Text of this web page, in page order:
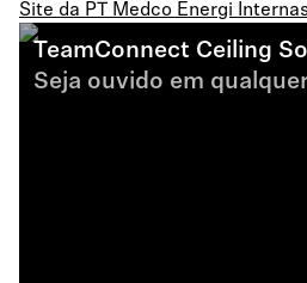
Site da PT Medco Energi
TeamConnect Ceiling
Seja ouvido em